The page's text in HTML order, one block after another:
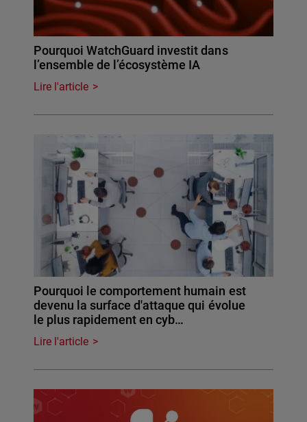
Pourquoi WatchGuard investit dans
l’ensemble de l’écosystème IA
Lire l'article
Pourquoi le comportement humain est
devenu la surface d'attaque qui évolue
le plus rapidement en cyb…
Lire l'article